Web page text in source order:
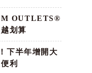
OUTLETS®
划算
下半年增開大
利